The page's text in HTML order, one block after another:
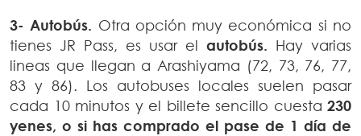
3- Autobús. Otra opción muy económica si no
tienes JR Pass, es usar el autobús. Hay varias
lineas que llegan a Arashiyama (72, 73, 76, 77,
83 y 86). Los autobuses locales suelen pasar
cada 10 minutos y el billete sencillo cuesta 230
yenes, o si has comprado el pase de 1 día de